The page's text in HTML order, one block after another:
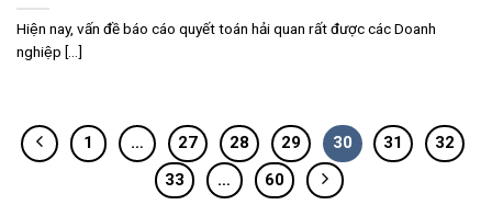
Hiện nay, vấn đề báo cáo quyết toán hải quan rất được các Doanh
nghiệp [...]
1 … 27 28 29 30 31
32
33
… 60